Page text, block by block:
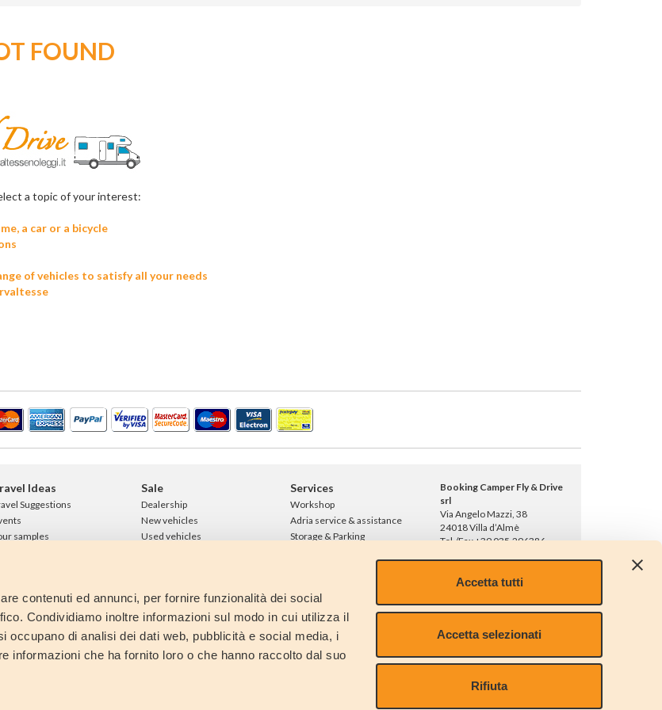
contenuti ed annunci, per fornire funzionalità dei social
Condividiamo inoltre informazioni sul modo in cui utilizza il
occupano di analisi dei dati web, pubblicità e social media, i
informazioni che ha fornito loro o che hanno raccolto dal suo
Accetta tutti
Accetta selezionati
Rifiuta
FOUND
a topic of your interest:
a car or a bicycle
of vehicles to satisfy all your needs
Ideas
Suggestions
samples
Sale
Dealership
New vehicles
Used vehicles
Services
Workshop
Adria service & assistance
Storage & Parking
News
Booking Camper Fly & Drive
srl
Via Angelo Mazzi, 38
24018 Villa d’Almè
Tel./Fax +39 035.296386
REA 365001
i.v.
nr. 03284940164
P.IVA 03284940164